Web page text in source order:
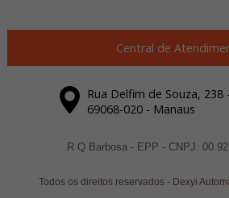
Central de
Rua Delfim de Souza, 238
69068-020 - Manaus
R Q Barbosa - EPP - CNPJ:
Todos os direitos reservados -Dexyi